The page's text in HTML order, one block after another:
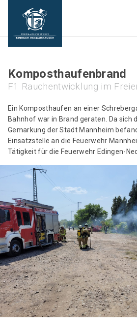
Komposthaufenbrand
F1 Rauchentwicklung im
Ein Komposthaufen an einer
Bahnhof war in Brand geraten. Da sich
Gemarkung der Stadt Mannheim
Einsatzstelle an die Feuerwehr
Tätigkeit für die Feuerwehr Edingen-